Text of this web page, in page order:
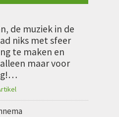
de muziek in de
niks met sfeer
te maken en
maar voor